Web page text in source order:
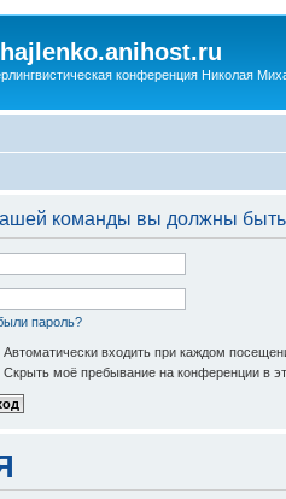
конференция Николая
команды вы должны
пароль?
Автоматически входить при каждом
Скрыть моё пребывание на конференции в